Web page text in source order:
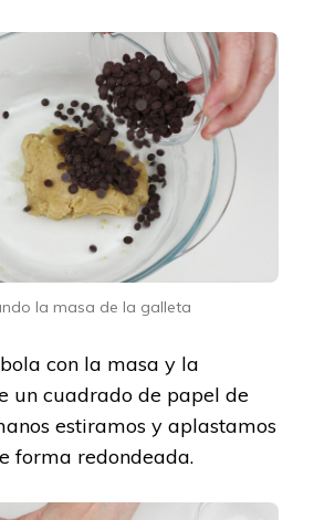
la masa de la galleta
con la masa y la
un cuadrado de papel de
estiramos y aplastamos
forma redondeada.